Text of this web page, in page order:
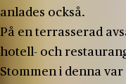
anlades också.
På en terrasserad
hotell- och
Stommen i denna